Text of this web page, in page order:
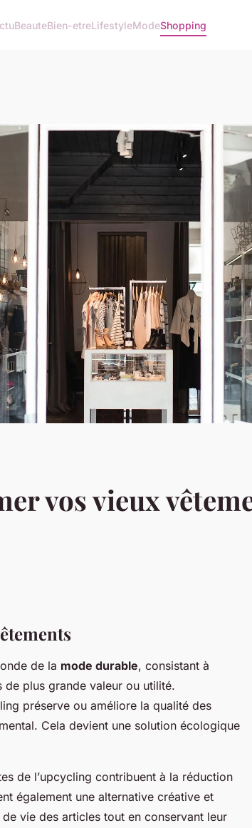
BeauteBien-etreLifestyleModeShopping
vos vieux
de la mode durable, consistant à
de plus grande valeur ou utilité.
préserve ou améliore la qualité des
. Cela devient une solution écologique
de l’upcycling contribuent à la réduction
également une alternative créative et
de vie des articles tout en conservant leur